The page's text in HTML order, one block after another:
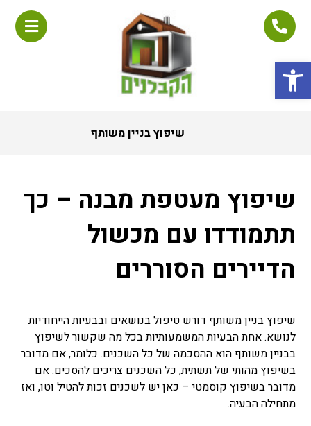
פתח סרגל נגישות
שיפוץ בניין משותף
שיפוץ מעטפת מבנה – כך
תתמודדו עם מכשול
הדיירים הסוררים
שיפוץ בניין משותף דורש טיפול בנושאים ובבעיות הייחודיות
לנושא. אחת הבעיות המשמעותיות בכל מה שקשור לשיפוץ
בבניין משותף הוא ההסכמה של כל השכנים. כלומר, אם מדובר
בשיפוץ מהותי של תשתית, כל השכנים צריכים להסכים. אם
מדובר בשיפוץ קוסמטי – כאן יש לשכנים זכות להטיל וטו, ואז
מתחילה הבעיה.